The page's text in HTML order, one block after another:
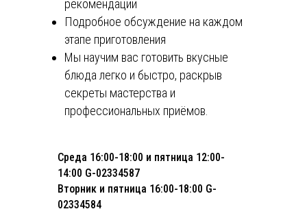
рекомендации
Подробное обсуждение на каждом
этапе приготовления
Мы научим вас готовить вкусные
блюда легко и быстро, раскрыв
секреты мастерства и
профессиональных приёмов.
Среда 16:00-18:00 и пятница 12:00-
14:00 G-02334587
Вторник и пятница 16:00-18:00 G-
02334584